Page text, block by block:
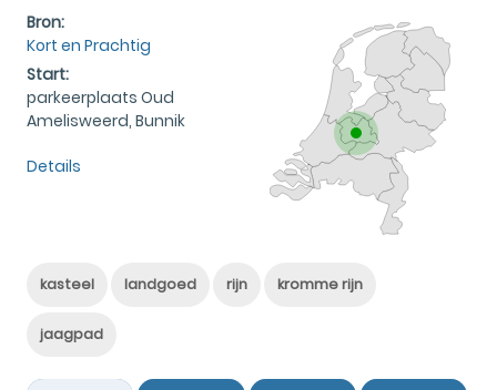
Bron:
Kort en Prachtig
Start:
parkeerplaats Oud
Amelisweerd, Bunnik
Details
kasteel landgoed rijn kromme rijn
jaagpad